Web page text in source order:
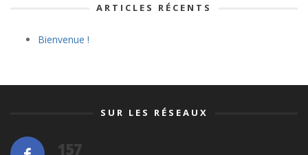
ARTICLES RÉCENTS
Bienvenue !
SUR LES RÉSEAUX
157